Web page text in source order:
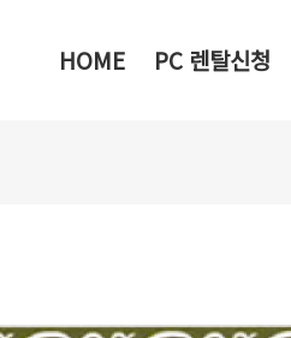
HOME PC 렌탈신청